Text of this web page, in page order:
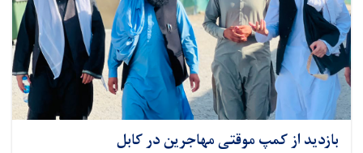
بازدید از کمپ موقتی مهاجرین در کابل